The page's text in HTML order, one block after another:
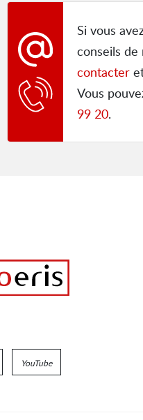
Si vous
conseils de
contacter
Vous
99 20.
YouTube